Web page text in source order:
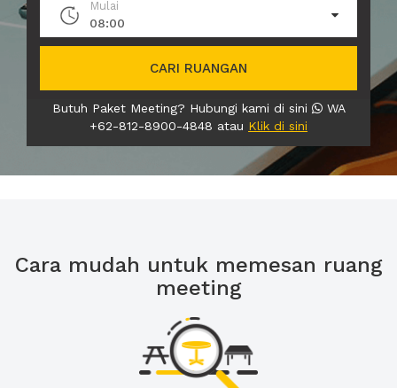
Mulai
08:00
CARI RUANGAN
Butuh Paket Meeting? Hubungi kami di sini
WA
+62-812-8900-4848 atau Klik di sini
Cara mudah untuk memesan ruang
meeting